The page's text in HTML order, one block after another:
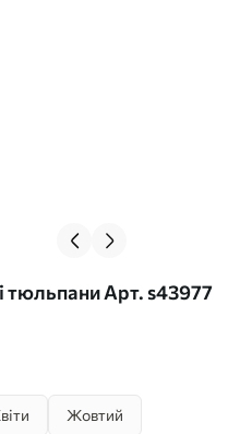
тюльпани Арт. s43977
Жовтий